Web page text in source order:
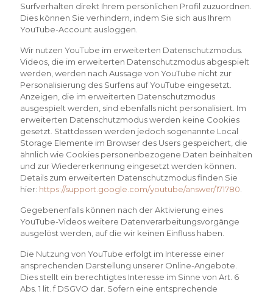
Surfverhalten direkt Ihrem persönlichen Profil zuzuordnen.
Dies können Sie verhindern, indem Sie sich aus Ihrem
YouTube-Account ausloggen.
Wir nutzen YouTube im erweiterten Datenschutzmodus.
Videos, die im erweiterten Datenschutzmodus abgespielt
werden, werden nach Aussage von YouTube nicht zur
Personalisierung des Surfens auf YouTube eingesetzt.
Anzeigen, die im erweiterten Datenschutzmodus
ausgespielt werden, sind ebenfalls nicht personalisiert. Im
erweiterten Datenschutzmodus werden keine Cookies
gesetzt. Stattdessen werden jedoch sogenannte Local
Storage Elemente im Browser des Users gespeichert, die
ähnlich wie Cookies personenbezogene Daten beinhalten
und zur Wiedererkennung eingesetzt werden können.
Details zum erweiterten Datenschutzmodus finden Sie
hier: https://support.google.com/youtube/answer/171780
Gegebenenfalls können nach der Aktivierung eines
YouTube-Videos weitere Datenverarbeitungsvorgänge
ausgelöst werden, auf die wir keinen Einfluss haben.
Die Nutzung von YouTube erfolgt im Interesse einer
ansprechenden Darstellung unserer Online-Angebote.
Dies stellt ein berechtigtes Interesse im Sinne von Art. 6
Abs. 1 lit. f DSGVO dar. Sofern eine entsprechende